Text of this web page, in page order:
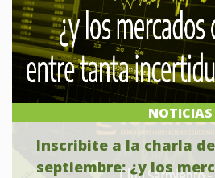
NOTICIAS
Inscribite a la charla
septiembre: ¿y los